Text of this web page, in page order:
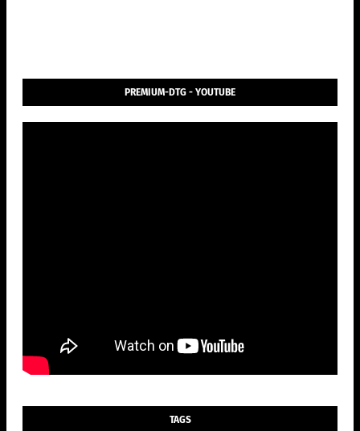
PREMIUM-DTG - YOUTUBE
TAGS